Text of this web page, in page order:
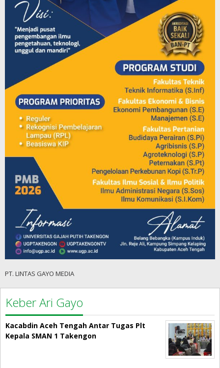
PT. LINTAS GAYO MEDIA
Keber Ari Gayo
Kacabdin Aceh Tengah Antar Tugas Plt
Kepala SMAN 1 Takengon